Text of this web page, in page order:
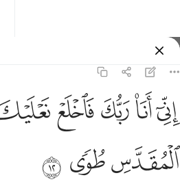
اني انا ربك فاخلع
إِنِّىٓ أَنَا۠ رَبُّكَ فَٱخْلَعْ نَعْلَيْكَ
ﲺﲻﲼﲽ
ﳁﳂ ﳃ